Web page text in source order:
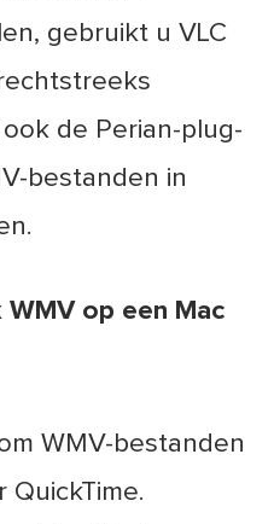
gebruikt u VLC
de Perian-plug-
bestanden in
op een Mac
WMV-bestanden